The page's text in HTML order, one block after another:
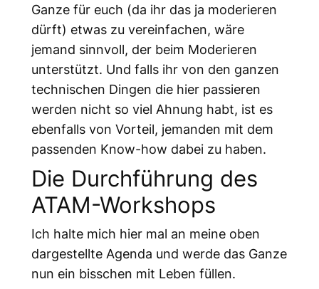
Ganze für euch (da ihr das ja moderieren
dürft) etwas zu vereinfachen, wäre
jemand sinnvoll, der beim Moderieren
unterstützt. Und falls ihr von den ganzen
technischen Dingen die hier passieren
werden nicht so viel Ahnung habt, ist es
ebenfalls von Vorteil, jemanden mit dem
passenden Know-how dabei zu haben.
Die Durchführung des
ATAM-Workshops
Ich halte mich hier mal an meine oben
dargestellte Agenda und werde das Ganze
nun ein bisschen mit Leben füllen.